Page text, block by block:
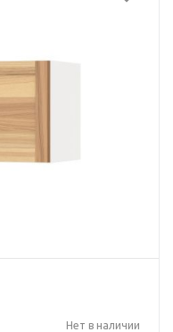
Нет в наличии